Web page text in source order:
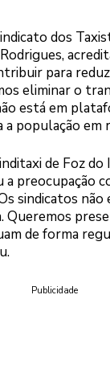
dos
para
eliminar o
está em
população em
de Foz do
a preocupação
sindicatos
Queremos
de forma
Publicidade